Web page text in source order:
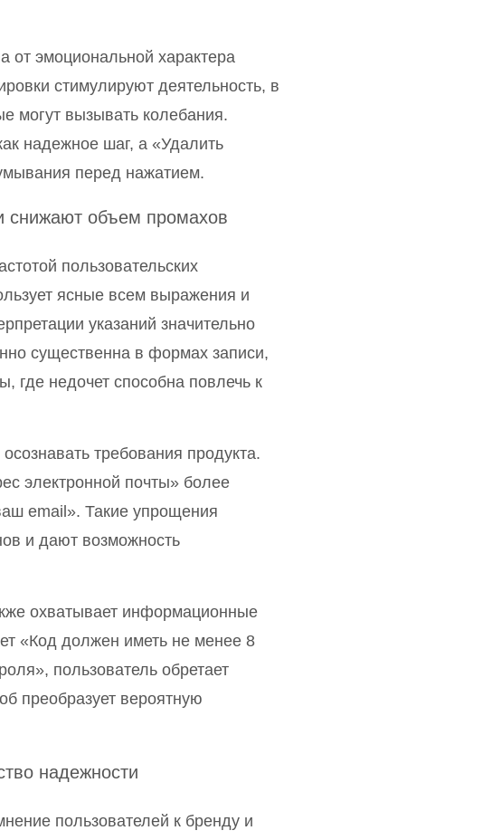
от эмоциональной характера
стимулируют деятельность, в
могут вызывать колебания.
надежное шаг, а «Удалить
перед нажатием.
снижают объем промахов
пользовательских
ясные всем выражения и
указаний значительно
существенна в формах записи,
где недочет способна повлечь к
требования продукта.
электронной почты» более
email». Такие упрощения
и дают возможность
охватывает информационные
«Код должен иметь не менее 8
пользователь обретает
преобразует вероятную
надежности
пользователей к бренду и